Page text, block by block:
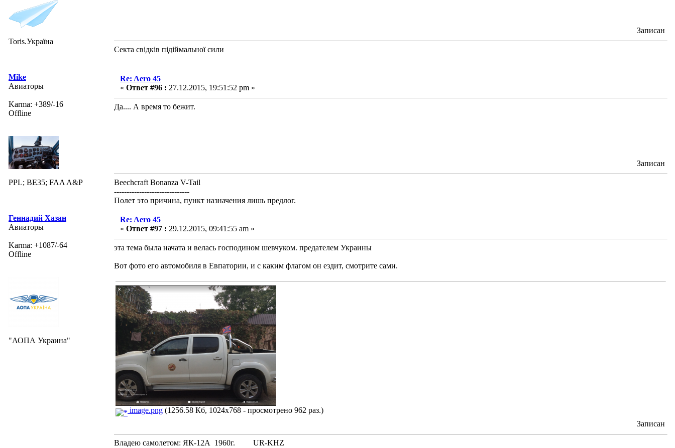
Toris.Україна
Записан
Секта свідків підіймальної сили
Mike
Авиаторы
Karma: +389/-16
Offline
PPL; BE35; FAA A&P
Re: Aero 45
« Ответ #96 : 27.12.2015, 19:51:52 pm »
Да.... А время то бежит.
Записан
Beechcraft Bonanza V-Tail
------------------------------
Полет это причина, пункт назначения лишь предлог.
Геннадий Хазан
Авиаторы
Karma: +1087/-64
Offline
"АОПА Украина"
Re: Aero 45
« Ответ #97 : 29.12.2015, 09:41:55 am »
эта тема была начата и велась господином шевчуком. предателем Украины
Вот фото его автомобиля в Евпатории, и с каким флагом он ездит, смотрите сами.
image.png (1256.58 Кб, 1024x768 - просмотрено 962 раз.)
Записан
Владею самолетом: ЯК-12А 1960г. UR-KHZ